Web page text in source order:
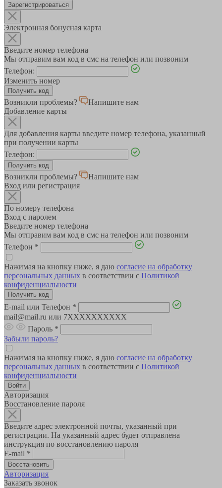
Зарегистрироваться
Электронная бонусная карта
Введите номер телефона
Мы отправим вам код в смс на телефон или позвоним
Телефон:
Изменить номер
Возникли проблемы?
Напишите нам
Добавление карты
Для добавления карты введите номер телефона, указанный
при получении карты
Телефон:
Возникли проблемы?
Напишите нам
Вход или регистрация
По номеру телефона
Вход с паролем
Введите номер телефона
Мы отправим вам код в смс на телефон или позвоним
Телефон *
Нажимая на кнопку ниже, я даю согласие на обработку
персональных данных в соответствии с Политикой
конфиденциальности
E-mail или Телефон *
mail@mail.ru или 7XXXXXXXXXX
Пароль *
Забыли пароль?
Нажимая на кнопку ниже, я даю согласие на обработку
персональных данных в соответствии с Политикой
конфиденциальности
Авторизация
Восстановление пароля
Введите адрес электронной почты, указанный при
регистрации. На указанный адрес будет отправлена
инструкция по восстановлению пароля
E-mail *
Авторизация
Заказать звонок